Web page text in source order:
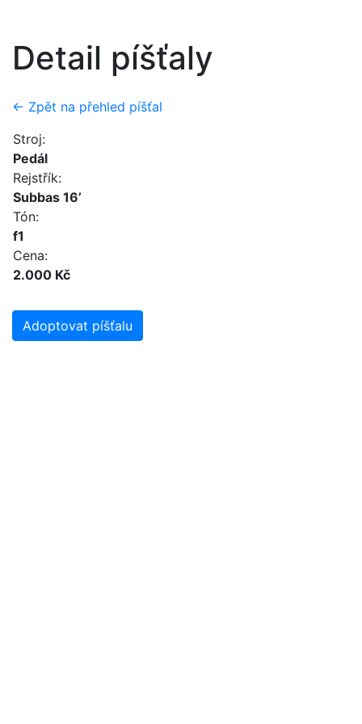
Detail píšťaly
← Zpět na přehled píšťal
Stroj:
Pedál
Rejstřík:
Subbas 16’
Tón:
f1
Cena:
2.000 Kč
Adoptovat píšťalu